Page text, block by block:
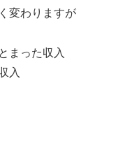
変わりますが
まった収入
入